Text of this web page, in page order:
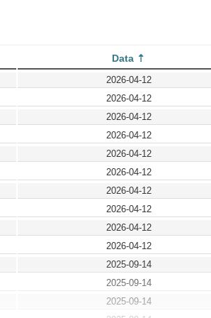
Data
2026-04-12
2026-04-12
2026-04-12
2026-04-12
2026-04-12
2026-04-12
2026-04-12
2026-04-12
2026-04-12
2026-04-12
2025-09-14
2025-09-14
2025-09-14